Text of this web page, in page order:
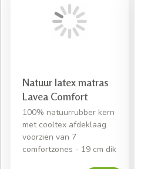
Natuur latex matras
Lavea Comfort
100% natuurrubber kern
met cooltex afdeklaag
voorzien van 7
comfortzones - 19 cm dik